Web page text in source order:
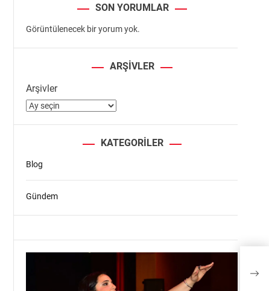
SON YORUMLAR
Görüntülenecek bir yorum yok.
ARŞIVLER
Arşivler
KATEGORILER
Blog
Gündem